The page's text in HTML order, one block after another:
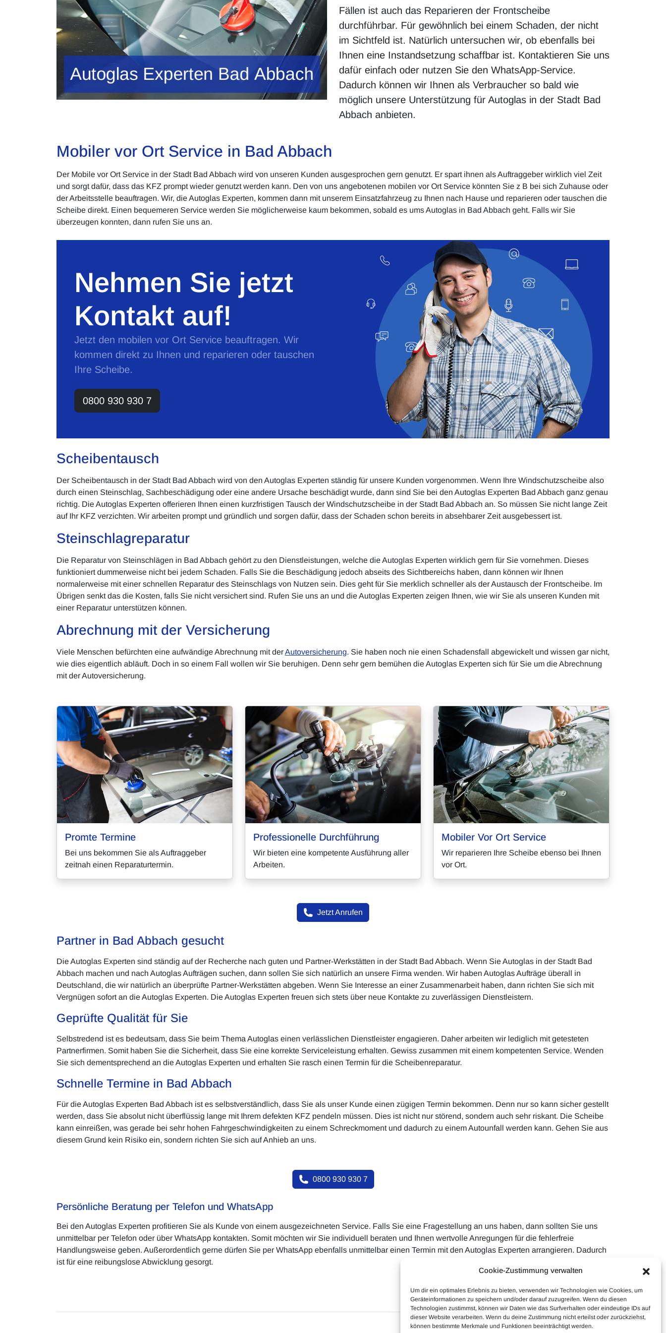
Cookie-Zustimmung verwalten
Um dir ein optimales Erlebnis zu bieten, verwenden wir Technologien wie Cookies, um
Geräteinformationen zu speichern und/oder darauf zuzugreifen. Wenn du diesen
Technologien zustimmst, können wir Daten wie das Surfverhalten oder eindeutige IDs auf
dieser Website verarbeiten. Wenn du deine Zustimmung nicht erteilst oder zurückziehst,
können bestimmte Merkmale und Funktionen beeinträchtigt werden.
Fällen ist auch das Reparieren der Frontscheibe
durchführbar. Für gewöhnlich bei einem Schaden, der nicht
im Sichtfeld ist. Natürlich untersuchen wir, ob ebenfalls bei
Ihnen eine Instandsetzung schaffbar ist. Kontaktieren Sie uns
dafür einfach oder nutzen Sie den WhatsApp-Service.
Dadurch können wir Ihnen als Verbraucher so bald wie
möglich unsere Unterstützung für Autoglas in der Stadt Bad
Abbach anbieten.
Mobiler vor Ort Service in Bad Abbach
Der Mobile vor Ort Service in der Stadt Bad Abbach wird von unseren Kunden ausgesprochen gern genutzt. Er spart ihnen als Auftraggeber wirklich viel Zeit
und sorgt dafür, dass das KFZ prompt wieder genutzt werden kann. Den von uns angebotenen mobilen vor Ort Service könnten Sie z B bei sich Zuhause oder
der Arbeitsstelle beauftragen. Wir, die Autoglas Experten, kommen dann mit unserem Einsatzfahrzeug zu Ihnen nach Hause und reparieren oder tauschen die
Scheibe direkt. Einen bequemeren Service werden Sie möglicherweise kaum bekommen, sobald es ums Autoglas in Bad Abbach geht. Falls wir Sie
überzeugen konnten, dann rufen Sie uns an.
Nehmen Sie jetzt
Kontakt auf!
Jetzt den mobilen vor Ort Service beauftragen. Wir
kommen direkt zu Ihnen und reparieren oder tauschen
Ihre Scheibe.
0800 930 930 7
Scheibentausch
Der Scheibentausch in der Stadt Bad Abbach wird von den Autoglas Experten ständig für unsere Kunden vorgenommen. Wenn Ihre Windschutzscheibe also
durch einen Steinschlag, Sachbeschädigung oder eine andere Ursache beschädigt wurde, dann sind Sie bei den Autoglas Experten Bad Abbach ganz genau
richtig. Die Autoglas Experten offerieren Ihnen einen kurzfristigen Tausch der Windschutzscheibe in der Stadt Bad Abbach an. So müssen Sie nicht lange Zeit
auf Ihr KFZ verzichten. Wir arbeiten prompt und gründlich und sorgen dafür, dass der Schaden schon bereits in absehbarer Zeit ausgebessert ist.
Steinschlagreparatur
Die Reparatur von Steinschlägen in Bad Abbach gehört zu den Dienstleistungen, welche die Autoglas Experten wirklich gern für Sie vornehmen. Dieses
funktioniert dummerweise nicht bei jedem Schaden. Falls Sie die Beschädigung jedoch abseits des Sichtbereichs haben, dann können wir Ihnen
normalerweise mit einer schnellen Reparatur des Steinschlags von Nutzen sein. Dies geht für Sie merklich schneller als der Austausch der Frontscheibe. Im
Übrigen senkt das die Kosten, falls Sie nicht versichert sind. Rufen Sie uns an und die Autoglas Experten zeigen Ihnen, wie wir Sie als unseren Kunden mit
einer Reparatur unterstützen können.
Abrechnung mit der Versicherung
Viele Menschen befürchten eine aufwändige Abrechnung mit derAutoversicherung. Sie haben noch nie einen Schadensfall abgewickelt und wissen gar nicht,
wie dies eigentlich abläuft. Doch in so einem Fall wollen wir Sie beruhigen. Denn sehr gern bemühen die Autoglas Experten sich für Sie um die Abrechnung
mit der Autoversicherung.
Promte Termine
Bei uns bekommen Sie als Auftraggeber
zeitnah einen Reparaturtermin.
Professionelle Durchführung
Wir bieten eine kompetente Ausführung aller
Arbeiten.
Mobiler Vor Ort Service
Wir reparieren Ihre Scheibe ebenso bei Ihnen
vor Ort.
Jetzt Anrufen
Partner in Bad Abbach gesucht
Die Autoglas Experten sind ständig auf der Recherche nach guten und Partner-Werkstätten in der Stadt Bad Abbach. Wenn Sie Autoglas in der Stadt Bad
Abbach machen und nach Autoglas Aufträgen suchen, dann sollen Sie sich natürlich an unsere Firma wenden. Wir haben Autoglas Aufträge überall in
Deutschland, die wir natürlich an überprüfte Partner-Werkstätten abgeben. Wenn Sie Interesse an einer Zusammenarbeit haben, dann richten Sie sich mit
Vergnügen sofort an die Autoglas Experten. Die Autoglas Experten freuen sich stets über neue Kontakte zu zuverlässigen Dienstleistern.
Geprüfte Qualität für Sie
Selbstredend ist es bedeutsam, dass Sie beim Thema Autoglas einen verlässlichen Dienstleister engagieren. Daher arbeiten wir lediglich mit getesteten
Partnerfirmen. Somit haben Sie die Sicherheit, dass Sie eine korrekte Serviceleistung erhalten. Gewiss zusammen mit einem kompetenten Service. Wenden
Sie sich dementsprechend an die Autoglas Experten und erhalten Sie rasch einen Termin für die Scheibenreparatur.
Schnelle Termine in Bad Abbach
Für die Autoglas Experten Bad Abbach ist es selbstverständlich, dass Sie als unser Kunde einen zügigen Termin bekommen. Denn nur so kann sicher gestellt
werden, dass Sie absolut nicht überflüssig lange mit Ihrem defekten KFZ pendeln müssen. Dies ist nicht nur störend, sondern auch sehr riskant. Die Scheibe
kann einreißen, was gerade bei sehr hohen Fahrgeschwindigkeiten zu einem Schreckmoment und dadurch zu einem Autounfall werden kann. Gehen Sie aus
diesem Grund kein Risiko ein, sondern richten Sie sich auf Anhieb an uns.
0800 930 930 7
Persönliche Beratung per Telefon und WhatsApp
Bei den Autoglas Experten profitieren Sie als Kunde von einem ausgezeichneten Service. Falls Sie eine Fragestellung an uns haben, dann sollten Sie uns
unmittelbar per Telefon oder über WhatsApp kontakten. Somit möchten wir Sie individuell beraten und Ihnen wertvolle Anregungen für die fehlerfreie
Handlungsweise geben. Außerordentlich gerne dürfen Sie per WhatsApp ebenfalls unmittelbar einen Termin mit den Autoglas Experten arrangieren. Dadurch
ist für eine reibungslose Abwicklung gesorgt.
Haftungsausschluss Cookie-Richtlinie (EU)